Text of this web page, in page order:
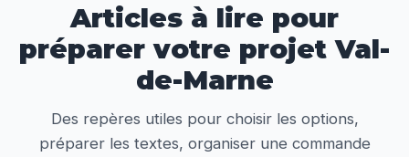
Articles à lire pour
préparer votre projet Val-
de-Marne
Des repères utiles pour choisir les options,
préparer les textes, organiser une commande